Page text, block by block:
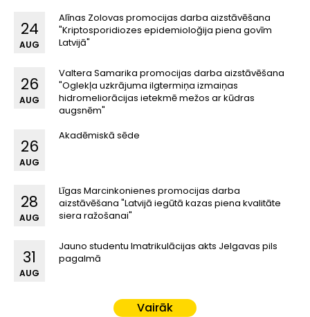
Alīnas Zolovas promocijas darba aizstāvēšana
"Kriptosporidiozes epidemioloğija piena govīm
Latvijā"
24
AUG
Valtera Samarika promocijas darba aizstāvēšana
"Oglekļa uzkrājuma ilgtermiņa izmaiņas
hidromeliorācijas ietekmē mežos ar kūdras
augsnēm"
26
AUG
Akadēmiskā sēde
26
AUG
Līgas Marcinkonienes promocijas darba
aizstāvēšana "Latvijā iegūtā kazas piena kvalitāte
siera ražošanai"
28
AUG
Jauno studentu Imatrikulācijas akts Jelgavas pils
pagalmā
31
AUG
Vairāk